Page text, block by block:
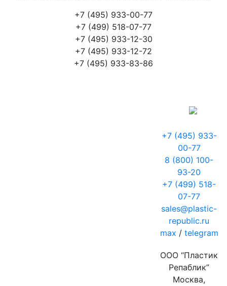
+7 (495) 933-00-77
+7 (499) 518-07-77
+7 (495) 933-12-30
+7 (495) 933-12-72
+7 (495) 933-83-86
+7 (495) 933-
00-77
8 (800) 100-
93-20
+7 (499) 518-
07-77
sales@plastic-
republic.ru
max / telegram
ООО “Пластик
Репаблик”
Москва,